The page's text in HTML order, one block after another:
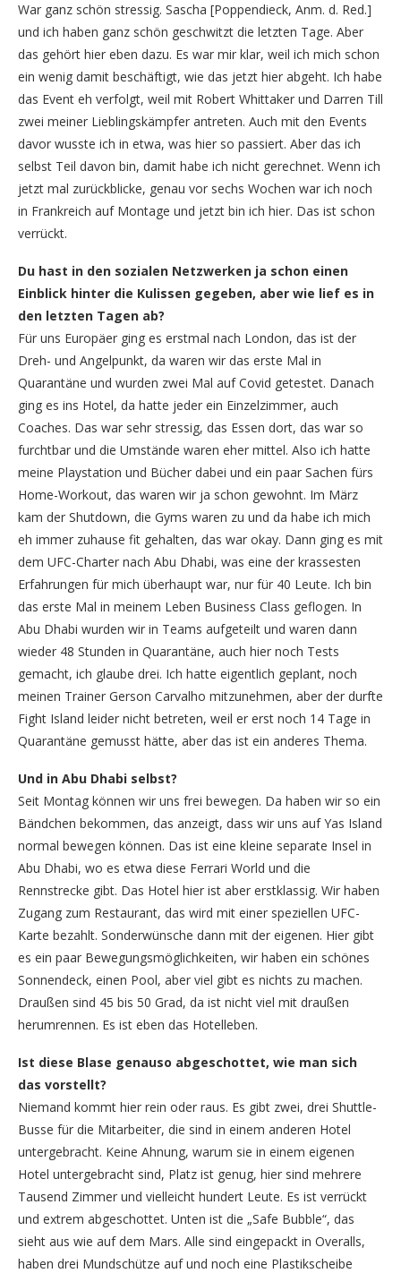
War ganz schön stressig. Sascha [Poppendieck, Anm. d. Red.]
und ich haben ganz schön geschwitzt die letzten Tage. Aber
das gehört hier eben dazu. Es war mir klar, weil ich mich schon
ein wenig damit beschäftigt, wie das jetzt hier abgeht. Ich habe
das Event eh verfolgt, weil mit Robert Whittaker und Darren Till
zwei meiner Lieblingskämpfer antreten. Auch mit den Events
davor wusste ich in etwa, was hier so passiert. Aber das ich
selbst Teil davon bin, damit habe ich nicht gerechnet. Wenn ich
jetzt mal zurückblicke, genau vor sechs Wochen war ich noch
in Frankreich auf Montage und jetzt bin ich hier. Das ist schon
verrückt.
Du hast in den sozialen Netzwerken ja schon einen
Einblick hinter die Kulissen gegeben, aber wie lief es in
den letzten Tagen ab?
Für uns Europäer ging es erstmal nach London, das ist der
Dreh- und Angelpunkt, da waren wir das erste Mal in
Quarantäne und wurden zwei Mal auf Covid getestet. Danach
ging es ins Hotel, da hatte jeder ein Einzelzimmer, auch
Coaches. Das war sehr stressig, das Essen dort, das war so
furchtbar und die Umstände waren eher mittel. Also ich hatte
meine Playstation und Bücher dabei und ein paar Sachen fürs
Home-Workout, das waren wir ja schon gewohnt. Im März
kam der Shutdown, die Gyms waren zu und da habe ich mich
eh immer zuhause fit gehalten, das war okay. Dann ging es mit
dem UFC-Charter nach Abu Dhabi, was eine der krassesten
Erfahrungen für mich überhaupt war, nur für 40 Leute. Ich bin
das erste Mal in meinem Leben Business Class geflogen. In
Abu Dhabi wurden wir in Teams aufgeteilt und waren dann
wieder 48 Stunden in Quarantäne, auch hier noch Tests
gemacht, ich glaube drei. Ich hatte eigentlich geplant, noch
meinen Trainer Gerson Carvalho mitzunehmen, aber der durfte
Fight Island leider nicht betreten, weil er erst noch 14 Tage in
Quarantäne gemusst hätte, aber das ist ein anderes Thema.
Und in Abu Dhabi selbst?
Seit Montag können wir uns frei bewegen. Da haben wir so ein
Bändchen bekommen, das anzeigt, dass wir uns auf Yas Island
normal bewegen können. Das ist eine kleine separate Insel in
Abu Dhabi, wo es etwa diese Ferrari World und die
Rennstrecke gibt. Das Hotel hier ist aber erstklassig. Wir haben
Zugang zum Restaurant, das wird mit einer speziellen UFC-
Karte bezahlt. Sonderwünsche dann mit der eigenen. Hier gibt
es ein paar Bewegungsmöglichkeiten, wir haben ein schönes
Sonnendeck, einen Pool, aber viel gibt es nichts zu machen.
Draußen sind 45 bis 50 Grad, da ist nicht viel mit draußen
herumrennen. Es ist eben das Hotelleben.
Ist diese Blase genauso abgeschottet, wie man sich
das vorstellt?
Niemand kommt hier rein oder raus. Es gibt zwei, drei Shuttle-
Busse für die Mitarbeiter, die sind in einem anderen Hotel
untergebracht. Keine Ahnung, warum sie in einem eigenen
Hotel untergebracht sind, Platz ist genug, hier sind mehrere
Tausend Zimmer und vielleicht hundert Leute. Es ist verrückt
und extrem abgeschottet. Unten ist die „Safe Bubble“, das
sieht aus wie auf dem Mars. Alle sind eingepackt in Overalls,
haben drei Mundschütze auf und noch eine Plastikscheibe